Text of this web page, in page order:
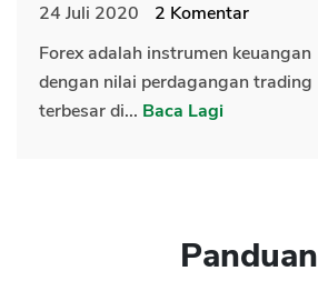
24 Juli 2020 2 Komentar
Forex adalah instrumen keuangan
dengan nilai perdagangan trading
terbesar di... Baca Lagi
Panduan